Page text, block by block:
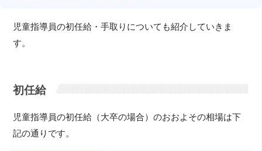
児童指導員の初任給・手取りについても紹介していきま
す。
初任給
児童指導員の初任給（大卒の場合）のおおよその相場は下
記の通りです。